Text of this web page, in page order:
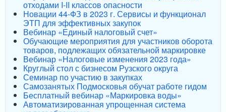
отходами I-II классов опасности
Новации 44-ФЗ в 2023 г. Сервисы и функционал
ЭТП для эффективных закупок
Вебинар «Единый налоговый счет»
Обучающие мероприятия для участников оборота
товаров, подлежащих обязательной маркировке
Вебинар «Налоговые изменения 2023 года»
Круглый стол с бизнесом Рузского округа
Семинар по участию в закупках
Самозанятых Подмосковья обучат работе гидом
Бесплатный вебинар «Маркировка воды»
Автоматизированная упрощенная система